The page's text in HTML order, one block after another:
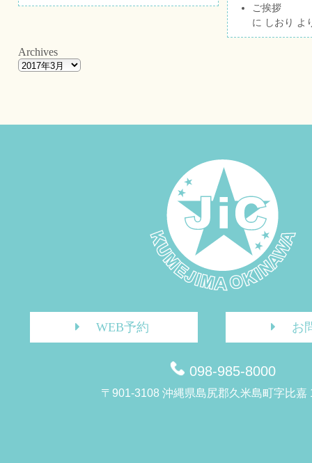
ご挨拶
に しおり よ
Archives
WEB予約 お
098-985-8000
〒901-3108 沖縄県島尻郡久米島町字比嘉